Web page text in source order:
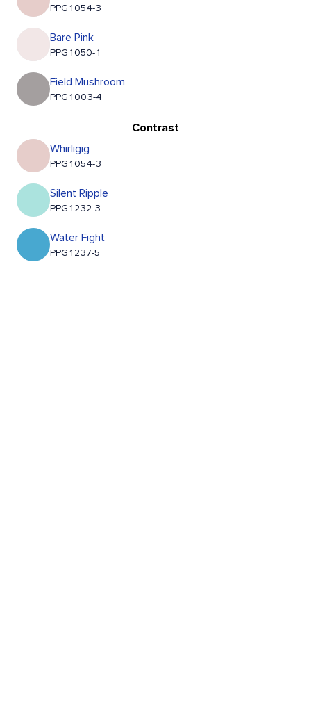
PPG1054-3
Bare Pink
PPG1050-1
Field Mushroom
PPG1003-4
Contrast
Whirligig
PPG1054-3
Silent Ripple
PPG1232-3
Water Fight
PPG1237-5